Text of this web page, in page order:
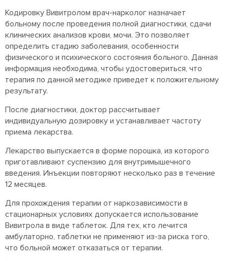
Кодировку Вивитролом врач-нарколог назначает
больному после проведения полной диагностики, сдачи
клинических анализов крови, мочи. Это позволяет
определить стадию заболевания, особенности
физического и психического состояния больного. Данная
информация необходима, чтобы удостовериться, что
терапия по данной методике приведет к положительному
результату.
После диагностики, доктор рассчитывает
индивидуальную дозировку и устанавливает частоту
приема лекарства.
Лекарство выпускается в форме порошка, из которого
приготавливают суспензию для внутримышечного
введения. Инъекции повторяют несколько раз в течение
12 месяцев.
Для прохождения терапии от наркозависимости в
стационарных условиях допускается использование
Вивитрола в виде таблеток. Для тех, кто лечится
амбулаторно, таблетки не применяют из-за риска того,
что больной может отказаться от терапии.